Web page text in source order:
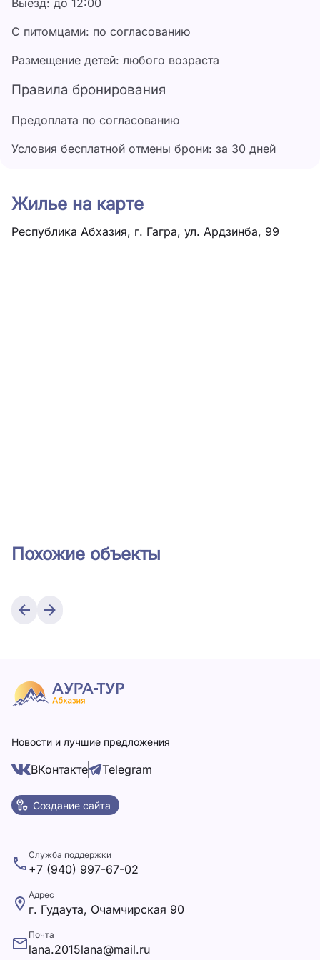
гор.
Выезд: до 12:00
С питомцами: по согласованию
Размещение детей: любого возраста
Правила бронирования
Предоплата по согласованию
Условия бесплатной отмены брони: за 30 дней
Жилье на карте
Республика Абхазия, г. Гагра, ул. Ардзинба, 99
Похожие объекты
Новости и лучшие предложения
ВКонтакте Telegram
Создание сайта
Служба поддержки
+7 (940) 997-67-02
Адрес
г. Гудаута, Очамчирская 90
Почта
lana.2015lana@mail.ru